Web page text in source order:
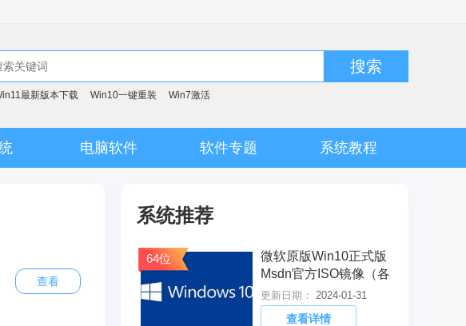
搜索
最新版本下载 Win10一键重装 Win7激活
电脑软件 软件专题 系统教程
查看
系统推荐
64位
微软原版Win10正式版
Msdn官方ISO镜像（各
版本）
更新日期： 2024-01-31
查看详情